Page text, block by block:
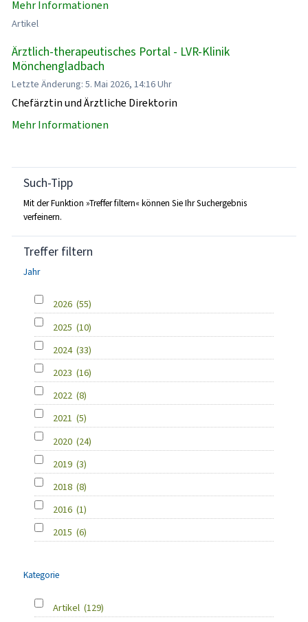
Mehr Informationen
Artikel
Ärztlich-therapeutisches Portal - LVR-Klinik
Mönchengladbach
Letzte Änderung: 5. Mai 2026, 14:16 Uhr
Chefärztin und Ärztliche Direktorin
Mehr Informationen
Such-Tipp
Mit der Funktion »Treffer filtern« können Sie Ihr Suchergebnis
verfeinern.
Treffer filtern
Jahr
2026 (55)
2025 (10)
2024 (33)
2023 (16)
2022 (8)
2021 (5)
2020 (24)
2019 (3)
2018 (8)
2016 (1)
2015 (6)
Kategorie
Artikel (129)